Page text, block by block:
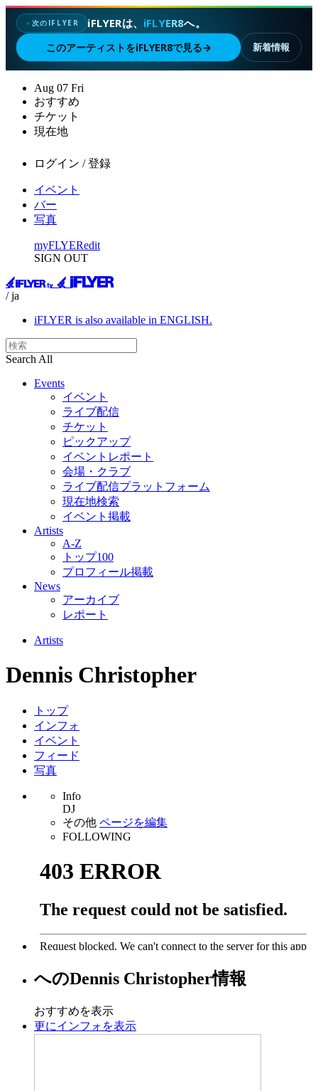
✦次のIFLYER iFLYERは、 iFLYER8へ。
このアーティストをiFLYER8で見る→ 新着情報
Aug 07 Fri
おすすめ
チケット
現在地
ログイン / 登録
イベント
バー
写真
myFLYERedit
SIGN OUT
/ ja
iFLYER is also available in ENGLISH.
Search All
Events
イベント
ライブ配信
チケット
ピックアップ
イベントレポート
会場・クラブ
ライブ配信プラットフォーム
現在地検索
イベント掲載
Artists
A-Z
トップ100
プロフィール掲載
News
アーカイブ
レポート
Artists
Dennis Christopher
トップ
インフォ
イベント
フィード
写真
Info
DJ
その他 ページを編集
FOLLOWING
へのDennis Christopher情報
おすすめを表示
更にインフォを表示